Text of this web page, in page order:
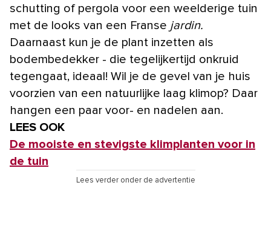
schutting of pergola voor een weelderige tuin
met de looks van een Franse jardin.
Daarnaast kun je de plant inzetten als
bodembedekker - die tegelijkertijd onkruid
tegengaat, ideaal! Wil je de gevel van je huis
voorzien van een natuurlijke laag klimop? Daar
hangen een paar voor- en nadelen aan.
LEES OOK
De mooiste en stevigste klimplanten voor in
de tuin
Lees verder onder de advertentie